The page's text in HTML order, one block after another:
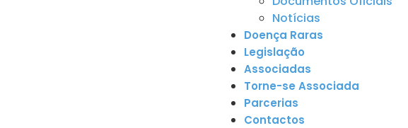
Notícias
Doença Raras
Legislação
Associadas
Torne-se Associada
Parcerias
Contactos